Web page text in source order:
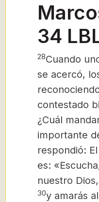
34
28Cuando
se acercó,
contestado
¿Cuál
importante
respondió:
es:
nuestro
30y amarás